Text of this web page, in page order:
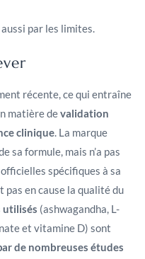
aussi par les limites.
récente, ce qui entraîne
matière devalidation
clinique. La marque
sa formule, mais n’a pas
spécifiques à sa
en cause la qualité du
utilisés (ashwagandha, L-
et vitamine D) sont
de nombreuses études